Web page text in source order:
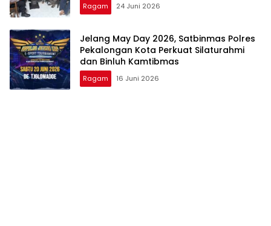
Ragam 24 Juni 2026
Jelang May Day 2026, Satbinmas Polres
Pekalongan Kota Perkuat Silaturahmi
dan Binluh Kamtibmas
Ragam 16 Juni 2026